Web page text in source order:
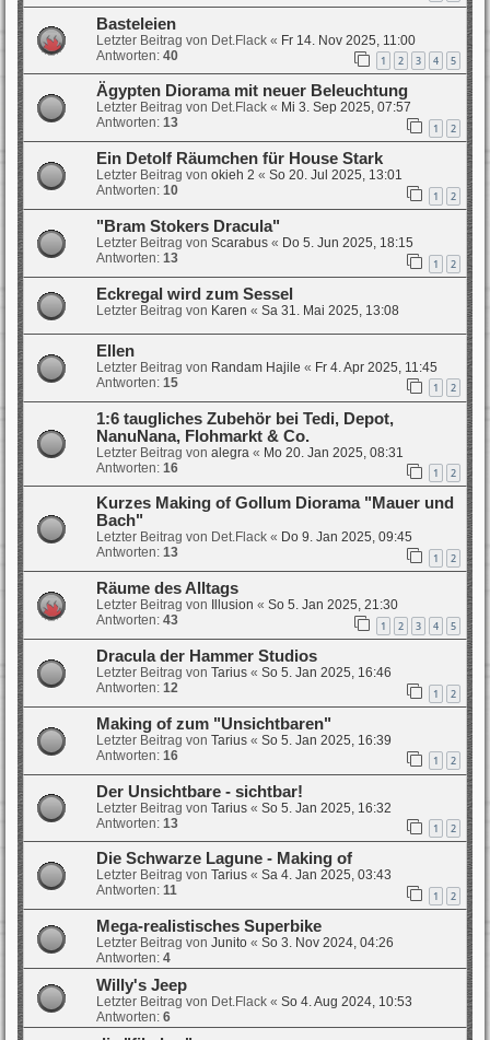
Basteleien
Letzter Beitrag von Det.Flack « Fr 14. Nov 2025, 11:00
Antworten: 40 1 2 3 4 5
Ägypten Diorama mit neuer Beleuchtung
Letzter Beitrag von Det.Flack « Mi 3. Sep 2025, 07:57
Antworten: 13 1 2
Ein Detolf Räumchen für House Stark
Letzter Beitrag von okieh 2 « So 20. Jul 2025, 13:01
Antworten: 10 1 2
"Bram Stokers Dracula"
Letzter Beitrag von Scarabus « Do 5. Jun 2025, 18:15
Antworten: 13 1 2
Eckregal wird zum Sessel
Letzter Beitrag von Karen « Sa 31. Mai 2025, 13:08
Ellen
Letzter Beitrag von Randam Hajile « Fr 4. Apr 2025, 11:45
Antworten: 15 1 2
1:6 taugliches Zubehör bei Tedi, Depot,
NanuNana, Flohmarkt & Co.
Letzter Beitrag von alegra « Mo 20. Jan 2025, 08:31
Antworten: 16 1 2
Kurzes Making of Gollum Diorama "Mauer und
Bach"
Letzter Beitrag von Det.Flack « Do 9. Jan 2025, 09:45
Antworten: 13 1 2
Räume des Alltags
Letzter Beitrag von Illusion « So 5. Jan 2025, 21:30
Antworten: 43 1 2 3 4 5
Dracula der Hammer Studios
Letzter Beitrag von Tarius « So 5. Jan 2025, 16:46
Antworten: 12 1 2
Making of zum "Unsichtbaren"
Letzter Beitrag von Tarius « So 5. Jan 2025, 16:39
Antworten: 16 1 2
Der Unsichtbare - sichtbar!
Letzter Beitrag von Tarius « So 5. Jan 2025, 16:32
Antworten: 13 1 2
Die Schwarze Lagune - Making of
Letzter Beitrag von Tarius « Sa 4. Jan 2025, 03:43
Antworten: 11 1 2
Mega-realistisches Superbike
Letzter Beitrag von Junito « So 3. Nov 2024, 04:26
Antworten: 4
Willy's Jeep
Letzter Beitrag von Det.Flack « So 4. Aug 2024, 10:53
Antworten: 6